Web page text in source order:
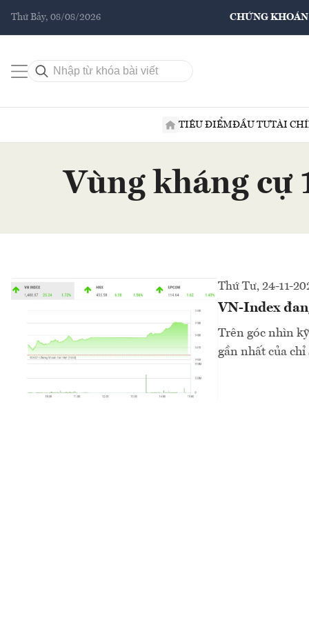
Thứ Bảy, 08/08/2026 CHỨNG KHOÁN
TIÊU ĐIỂMĐẦU TƯTÀI
Vùng kháng cự
Thứ Tư, 24-11-
VN-Index
Trên góc nhìn
gần nhất của